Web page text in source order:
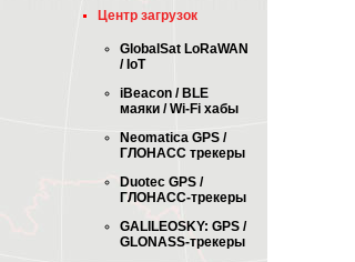
Центр загрузок
GlobalSat LoRaWAN
/ IoT
iBeacon / BLE
маяки / Wi-Fi хабы
Neomatica GPS /
ГЛОНАСС трекеры
Duotec GPS /
ГЛОНАСС-трекеры
GALILEOSKY: GPS /
GLONASS-трекеры